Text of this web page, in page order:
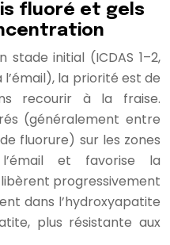
fluoré et gels
initial (ICDAS 1–2,
la priorité est de
recourir à la fraise.
(généralement entre
fluorure) sur les zones
l’émail et favorise la
progressivement
dans l’hydroxyapatite
plus résistante aux